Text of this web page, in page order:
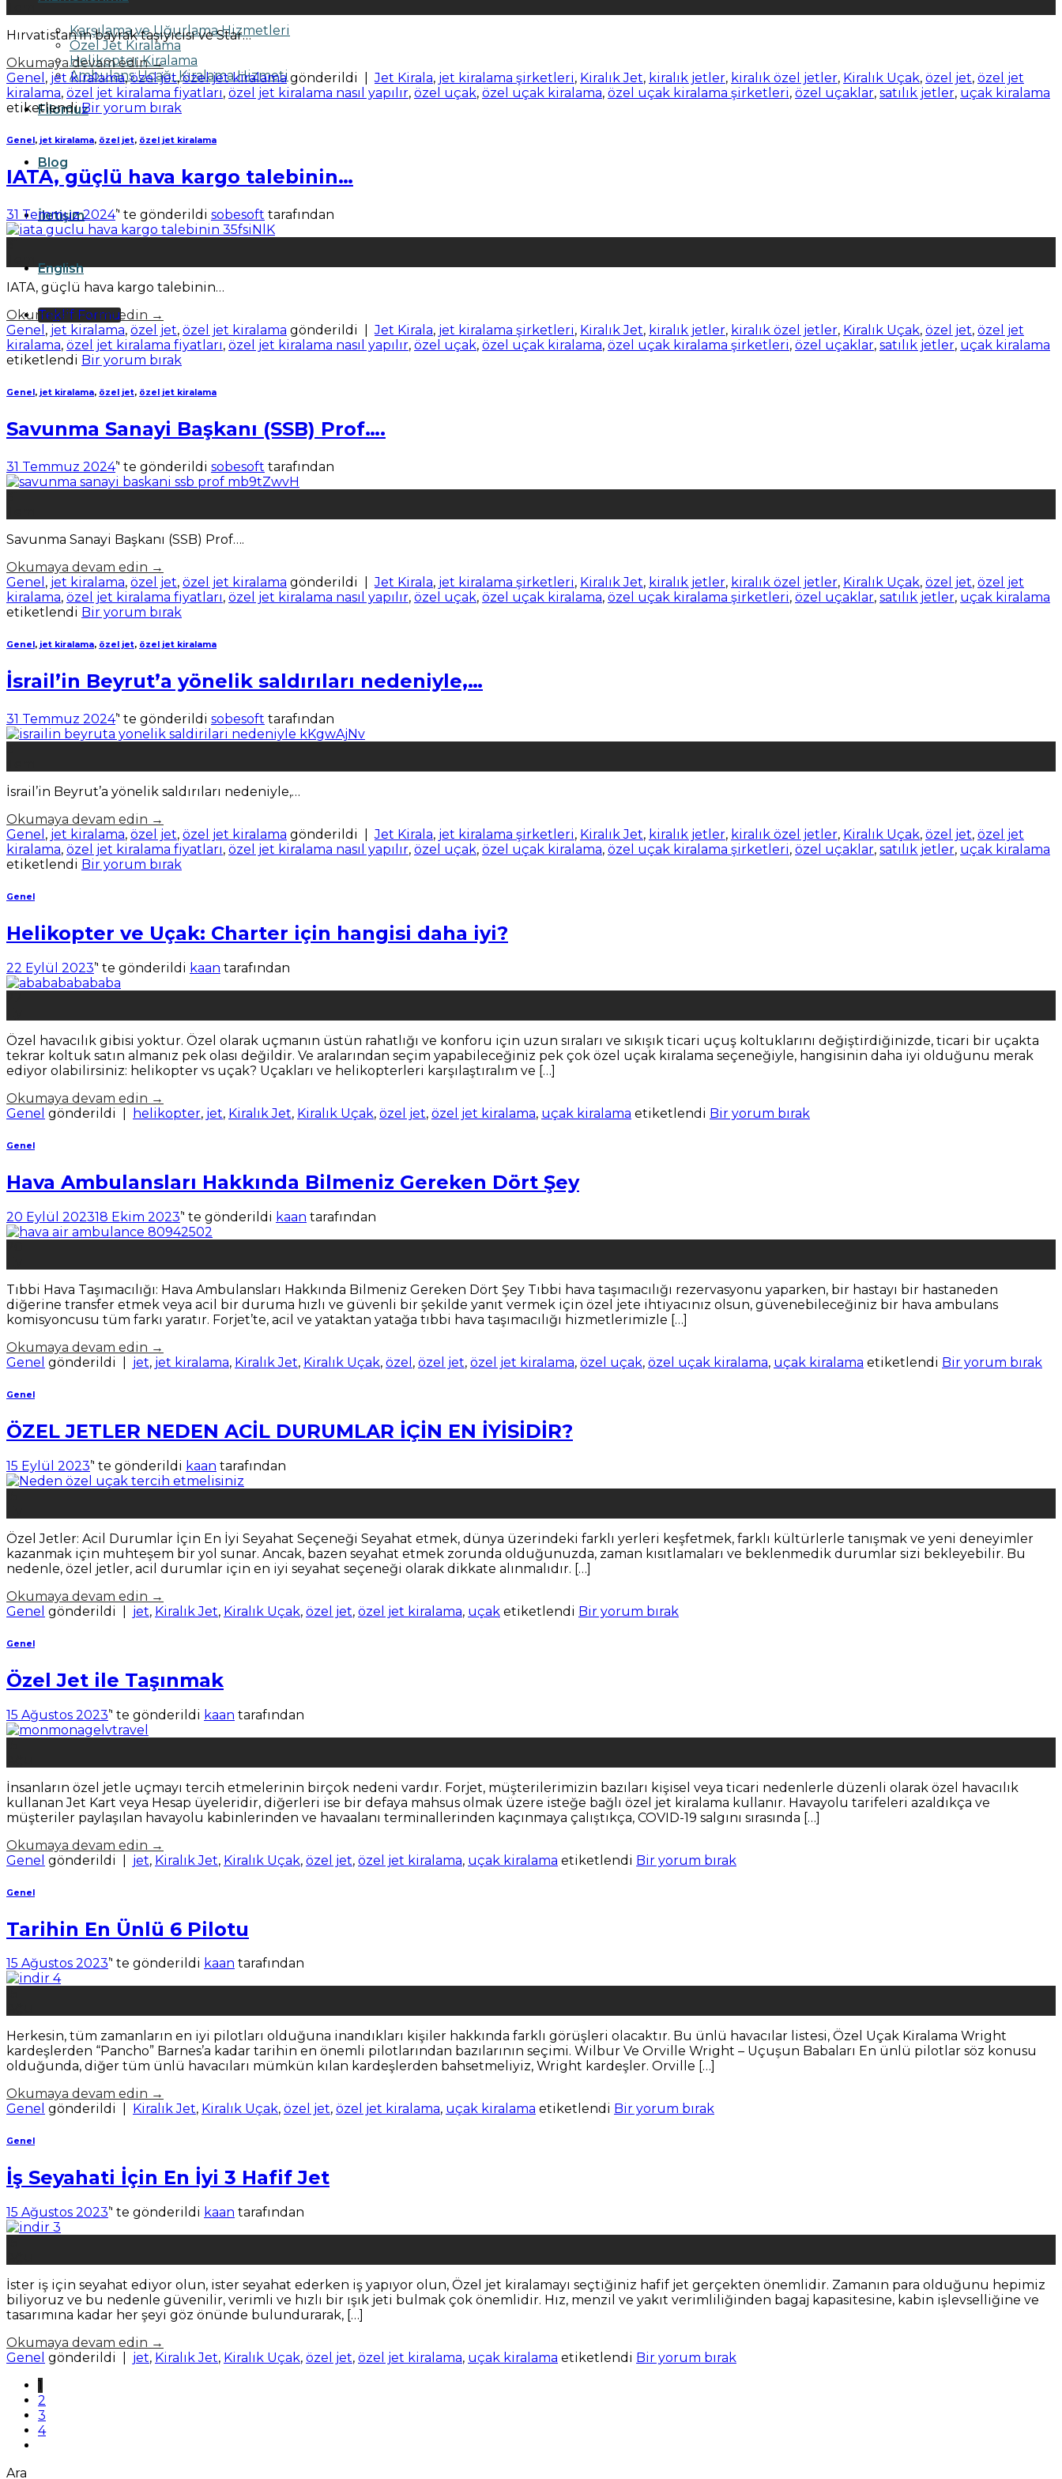
Karşılama ve Uğurlama Hizmetleri
Özel Jet Kiralama
Helikopter Kiralama
Ambulans Uçağı Kiralama Hizmeti
Filomuz
Blog
İletişim
English
Teklif Formu
Hırvatistan’ın bayrak taşıyıcısı ve Star…
Okumaya devam edin→
Genel , jet kiralama,özel jet,özel jet kiralamagönderildi Jet Kirala, jet kiralama şirketleri, Kiralık Jet, kiralık jetler, kiralık özel jetler, Kiralık Uçak, özel jet, özel jet
kiralama, özel jet kiralama fiyatları, özel jet kiralama nasıl yapılır, özel uçak, özel uçak kiralama, özel uçak kiralama şirketleri, özel uçaklar, satılık jetler, uçak kiralama
etiketlendiBir yorum bırak
Genel , jet kiralama, özel jet, özel jet kiralama
IATA, güçlü hava kargo talebinin…
31 Temmuz 2024’' te gönderildi sobesoft tarafından
IATA, güçlü hava kargo talebinin…
Okumaya devam edin →
Genel , jet kiralama, özel jet, özel jet kiralama gönderildi Jet Kirala, jet kiralama şirketleri, Kiralık Jet, kiralık jetler, kiralık özel jetler, Kiralık Uçak, özel jet, özel jet
kiralama, özel jet kiralama fiyatları, özel jet kiralama nasıl yapılır, özel uçak, özel uçak kiralama, özel uçak kiralama şirketleri, özel uçaklar, satılık jetler, uçak kiralama
etiketlendi Bir yorum bırak
Genel , jet kiralama, özel jet, özel jet kiralama
Savunma Sanayi Başkanı (SSB) Prof….
31 Temmuz 2024’' te gönderildi sobesoft tarafından
Savunma Sanayi Başkanı (SSB) Prof….
Okumaya devam edin →
Genel , jet kiralama, özel jet, özel jet kiralama gönderildi Jet Kirala, jet kiralama şirketleri, Kiralık Jet, kiralık jetler, kiralık özel jetler, Kiralık Uçak, özel jet, özel jet
kiralama, özel jet kiralama fiyatları, özel jet kiralama nasıl yapılır, özel uçak, özel uçak kiralama, özel uçak kiralama şirketleri, özel uçaklar, satılık jetler, uçak kiralama
etiketlendi Bir yorum bırak
Genel , jet kiralama, özel jet, özel jet kiralama
İsrail’in Beyrut’a yönelik saldırıları nedeniyle,…
31 Temmuz 2024’' te gönderildi sobesoft tarafından
İsrail’in Beyrut’a yönelik saldırıları nedeniyle,…
Okumaya devam edin →
Genel , jet kiralama, özel jet, özel jet kiralama gönderildi Jet Kirala, jet kiralama şirketleri, Kiralık Jet, kiralık jetler, kiralık özel jetler, Kiralık Uçak, özel jet, özel jet
kiralama, özel jet kiralama fiyatları, özel jet kiralama nasıl yapılır, özel uçak, özel uçak kiralama, özel uçak kiralama şirketleri, özel uçaklar, satılık jetler, uçak kiralama
etiketlendi Bir yorum bırak
Genel
Helikopter ve Uçak: Charter için hangisi daha iyi?
22 Eylül 2023’' te gönderildi kaan tarafından
Özel havacılık gibisi yoktur. Özel olarak uçmanın üstün rahatlığı ve konforu için uzun sıraları ve sıkışık ticari uçuş koltuklarını değiştirdiğinizde, ticari bir uçakta
tekrar koltuk satın almanız pek olası değildir. Ve aralarından seçim yapabileceğiniz pek çok özel uçak kiralama seçeneğiyle, hangisinin daha iyi olduğunu merak
ediyor olabilirsiniz: helikopter vs uçak? Uçakları ve helikopterleri karşılaştıralım ve […]
Okumaya devam edin →
Genel gönderildi helikopter, jet, Kiralık Jet, Kiralık Uçak, özel jet, özel jet kiralama, uçak kiralama etiketlendi Bir yorum bırak
Genel
Hava Ambulansları Hakkında Bilmeniz Gereken Dört Şey
20 Eylül 202318 Ekim 2023’' te gönderildi kaan tarafından
Tıbbi Hava Taşımacılığı: Hava Ambulansları Hakkında Bilmeniz Gereken Dört Şey Tıbbi hava taşımacılığı rezervasyonu yaparken, bir hastayı bir hastaneden
diğerine transfer etmek veya acil bir duruma hızlı ve güvenli bir şekilde yanıt vermek için özel jete ihtiyacınız olsun, güvenebileceğiniz bir hava ambulans
komisyoncusu tüm farkı yaratır. Forjet’te, acil ve yataktan yatağa tıbbi hava taşımacılığı hizmetlerimizle […]
Okumaya devam edin →
Genel gönderildi jet, jet kiralama, Kiralık Jet, Kiralık Uçak, özel , özel jet, özel jet kiralama, özel uçak, özel uçak kiralama, uçak kiralama etiketlendi Bir yorum bırak
Genel
ÖZEL JETLER NEDEN ACİL DURUMLAR İÇİN EN İYİSİDİR?
15 Eylül 2023’' te gönderildi kaan tarafından
Özel Jetler: Acil Durumlar İçin En İyi Seyahat Seçeneği Seyahat etmek, dünya üzerindeki farklı yerleri keşfetmek, farklı kültürlerle tanışmak ve yeni deneyimler
kazanmak için muhteşem bir yol sunar. Ancak, bazen seyahat etmek zorunda olduğunuzda, zaman kısıtlamaları ve beklenmedik durumlar sizi bekleyebilir. Bu
nedenle, özel jetler, acil durumlar için en iyi seyahat seçeneği olarak dikkate alınmalıdır. […]
Okumaya devam edin →
Genel gönderildi jet, Kiralık Jet, Kiralık Uçak, özel jet, özel jet kiralama, uçak etiketlendi Bir yorum bırak
Genel
Özel Jet ile Taşınmak
15 Ağustos 2023’' te gönderildi kaan tarafından
İnsanların özel jetle uçmayı tercih etmelerinin birçok nedeni vardır. Forjet, müşterilerimizin bazıları kişisel veya ticari nedenlerle düzenli olarak özel havacılık
kullanan Jet Kart veya Hesap üyeleridir, diğerleri ise bir defaya mahsus olmak üzere isteğe bağlı özel jet kiralama kullanır. Havayolu tarifeleri azaldıkça ve
müşteriler paylaşılan havayolu kabinlerinden ve havaalanı terminallerinden kaçınmaya çalıştıkça, COVID-19 salgını sırasında […]
Okumaya devam edin →
Genel gönderildi jet, Kiralık Jet, Kiralık Uçak, özel jet, özel jet kiralama, uçak kiralama etiketlendi Bir yorum bırak
Genel
Tarihin En Ünlü 6 Pilotu
15 Ağustos 2023’' te gönderildi kaan tarafından
Herkesin, tüm zamanların en iyi pilotları olduğuna inandıkları kişiler hakkında farklı görüşleri olacaktır. Bu ünlü havacılar listesi, Özel Uçak Kiralama Wright
kardeşlerden “Pancho” Barnes’a kadar tarihin en önemli pilotlarından bazılarının seçimi. Wilbur Ve Orville Wright – Uçuşun Babaları En ünlü pilotlar söz konusu
olduğunda, diğer tüm ünlü havacıları mümkün kılan kardeşlerden bahsetmeliyiz, Wright kardeşler. Orville […]
Okumaya devam edin →
Genel gönderildi Kiralık Jet, Kiralık Uçak, özel jet, özel jet kiralama, uçak kiralama etiketlendi Bir yorum bırak
Genel
İş Seyahati İçin En İyi 3 Hafif Jet
15 Ağustos 2023’' te gönderildi kaan tarafından
İster iş için seyahat ediyor olun, ister seyahat ederken iş yapıyor olun, Özel jet kiralamayı seçtiğiniz hafif jet gerçekten önemlidir. Zamanın para olduğunu hepimiz
biliyoruz ve bu nedenle güvenilir, verimli ve hızlı bir ışık jeti bulmak çok önemlidir. Hız, menzil ve yakıt verimliliğinden bagaj kapasitesine, kabin işlevselliğine ve
tasarımına kadar her şeyi göz önünde bulundurarak, […]
Okumaya devam edin →
Genel gönderildi jet, Kiralık Jet, Kiralık Uçak, özel jet, özel jet kiralama, uçak kiralama etiketlendi Bir yorum bırak
1
2
3
4
Ara